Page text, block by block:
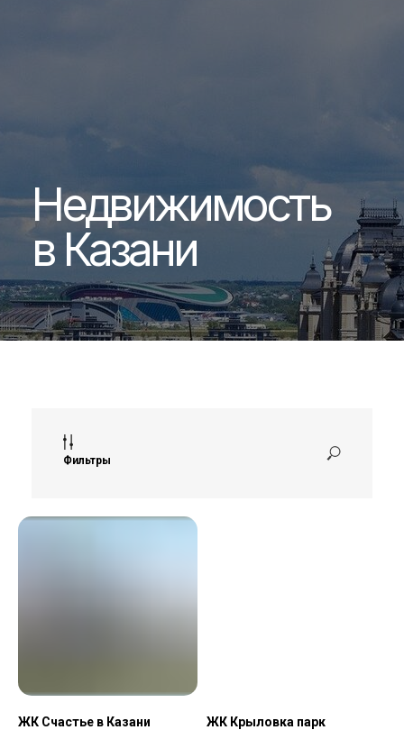
Недвижимость
в Казани
Фильтры
ЖК Счастье в Казани ЖК Крыловка парк